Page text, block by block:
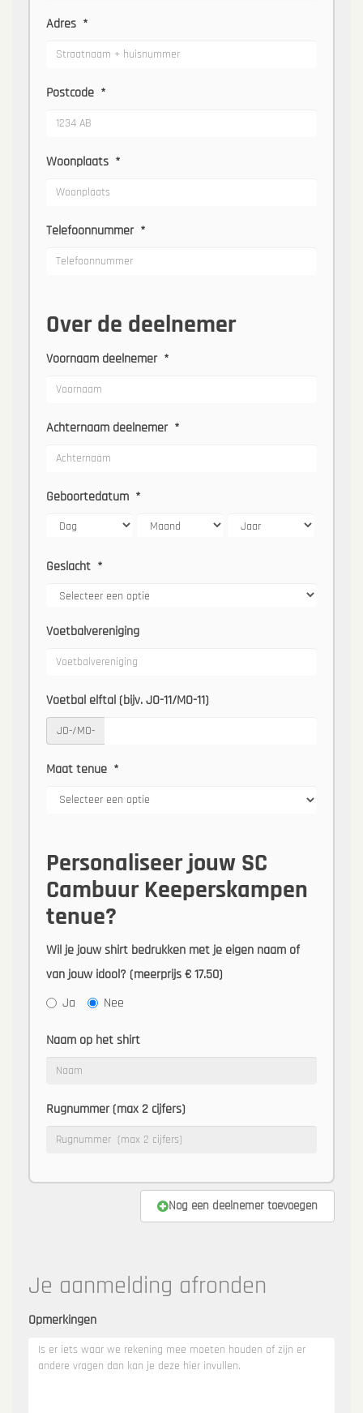
Adres *
Postcode *
Woonplaats *
Telefoonnummer *
Over de deelnemer
Voornaam deelnemer *
Achternaam deelnemer *
Geboortedatum *
Geslacht *
Voetbalvereniging
Voetbal elftal (bijv. JO-11/MO-11)
JO-/MO-
Maat tenue *
Personaliseer jouw SC
Cambuur Keeperskampen
tenue?
Wil je jouw shirt bedrukken met je eigen naam of
van jouw idool? (meerprijs € 17.50)
Ja
Nee
Naam op het shirt
Rugnummer (max 2 cijfers)
Nog een deelnemer toevoegen
Je aanmelding afronden
Opmerkingen